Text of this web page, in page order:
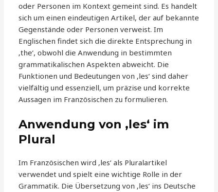
oder Personen im Kontext gemeint sind. Es handelt
sich um einen eindeutigen Artikel, der auf bekannte
Gegenstände oder Personen verweist. Im
Englischen findet sich die direkte Entsprechung in
‚the‘, obwohl die Anwendung in bestimmten
grammatikalischen Aspekten abweicht. Die
Funktionen und Bedeutungen von ‚les‘ sind daher
vielfältig und essenziell, um präzise und korrekte
Aussagen im Französischen zu formulieren.
Anwendung von ‚les‘ im
Plural
Im Französischen wird ‚les‘ als Pluralartikel
verwendet und spielt eine wichtige Rolle in der
Grammatik. Die Übersetzung von ‚les‘ ins Deutsche